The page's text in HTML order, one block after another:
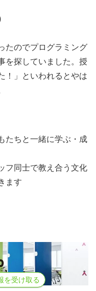
たのでプログラミング
を探していました。授
！」といわれるとやは
たちと一緒に学ぶ・成
フ同士で教え合う文化
ます
を受け取る